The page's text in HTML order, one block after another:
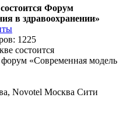
Форум
в здравоохранении»
1225
состоится
«Современная модель
Novotel Москва Сити